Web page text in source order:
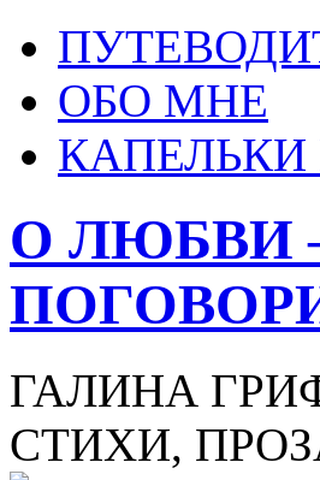
ОБО МНЕ
О ЛЮБВИ
ГАЛИНА
СТИХИ,